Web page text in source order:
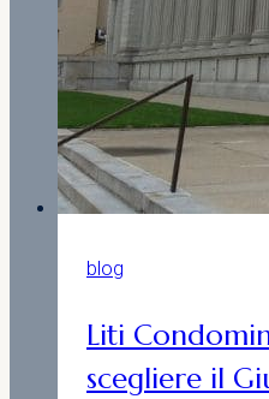
blog
Liti
scegliere il